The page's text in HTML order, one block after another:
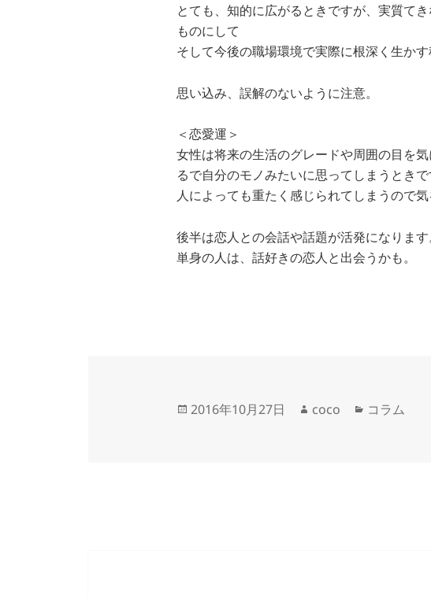
とても、知的に広がるときですが、実質て
ものにして
そして今後の職場環境で実際に根深く生かす
思い込み、誤解のないように注意。
＜恋愛運＞
女性は将来の生活のグレードや周囲の目を
るで自分のモノみたいに思ってしまうときで
人によっても重たく感じられてしまうので気
後半は恋人との会話や話題が活発になりま
単身の人は、話好きの恋人と出会うかも。
投
2016年10月27日
作
coco
カ
コラム